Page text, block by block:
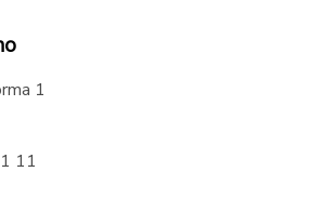
1
11